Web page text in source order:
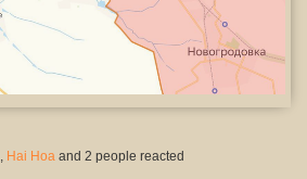
, Hai Hoa and 2 people reacted